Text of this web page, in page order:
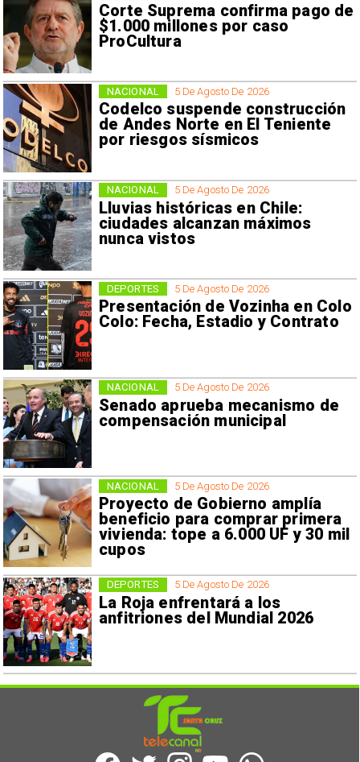
Corte Suprema confirma pago de
$1.000 millones por caso
ProCultura
5 De Agosto De 2026
Codelco suspende construcción
de Andes Norte en El Teniente
por riesgos sísmicos
NACIONAL
5 De Agosto De 2026
Lluvias históricas en Chile:
ciudades alcanzan máximos
nunca vistos
NACIONAL
5 De Agosto De 2026
Presentación de Vozinha en Colo
Colo: Fecha, Estadio y Contrato
DEPORTES
5 De Agosto De 2026
Senado aprueba mecanismo de
compensación municipal
NACIONAL
5 De Agosto De 2026
Proyecto de Gobierno amplía
beneficio para comprar primera
vivienda: tope a 6.000 UF y 30 mil
cupos
NACIONAL
5 De Agosto De 2026
La Roja enfrentará a los
anfitriones del Mundial 2026
DEPORTES